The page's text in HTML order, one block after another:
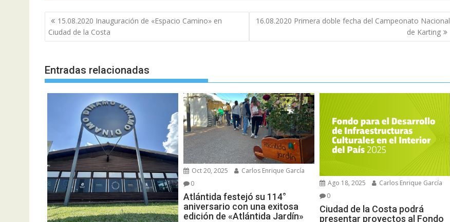
Navegación
de
entradas
15.08.2020 Inauguración de «Espacio Camino» en
Ciudad de la Costa
16.08.2020 Primera doble fecha del Campeonato Nacional
de Karting
Entradas relacionadas
Oct 20, 2025
Carlos Enrique García
0
Atlántida festejó su 114°
aniversario con una exitosa
edición de «Atlántida Jardín»
Ago 18, 2025
Carlos Enrique García
0
Ciudad de la Costa podrá
presentar proyectos al Fondo